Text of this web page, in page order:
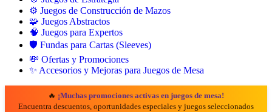
⚙️ Juegos de Construcción de Mazos
🧩 Juegos Abstractos
🧠 Juegos para Expertos
🛡️ Fundas para Cartas (Sleeves)
💸 Ofertas y Promociones
✨ Accesorios y Mejoras para Juegos de Mesa
🔥 ¡Muchas promociones activas en juegos de mesa!
Encuentra descuentos, oportunidades especiales y juegos seleccionados